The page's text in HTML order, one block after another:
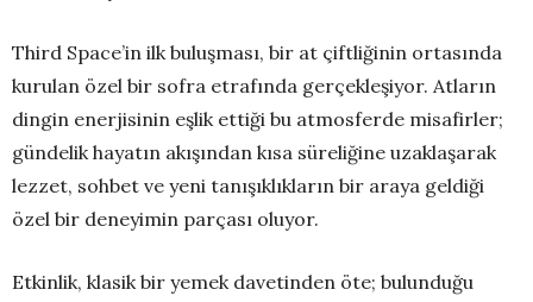
Third Space’in ilk buluşması, bir at çiftliğinin ortasında
kurulan özel bir sofra etrafında gerçekleşiyor. Atların
dingin enerjisinin eşlik ettiği bu atmosferde misafirler;
gündelik hayatın akışından kısa süreliğine uzaklaşarak
lezzet, sohbet ve yeni tanışıklıkların bir araya geldiği
özel bir deneyimin parçası oluyor.
Etkinlik, klasik bir yemek davetinden öte; bulunduğu